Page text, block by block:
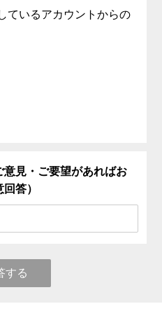
ているアカウントからの
意見・ご要望があればお
答）
する